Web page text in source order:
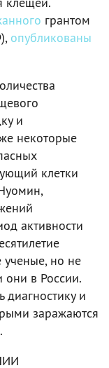
грантом
опубликованы
и
некоторые
клетки
активности
ученые, но не
они в России.
и
заражаются